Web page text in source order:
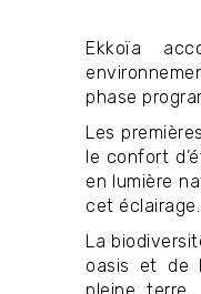
Ekkoïa
phase
Les
le confort
en lumière
cet éclairage.
La
oasis et de